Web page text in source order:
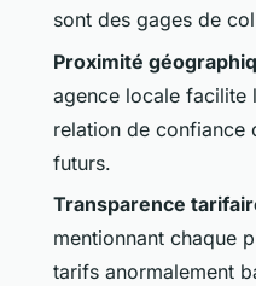
sont des gages de
Proximité
agence locale facilite
relation de confiance
futurs.
Transparence
mentionnant chaque
tarifs anormalement